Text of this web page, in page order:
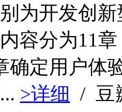
为开发创
容分为11
确定用户体
>详细 / 豆